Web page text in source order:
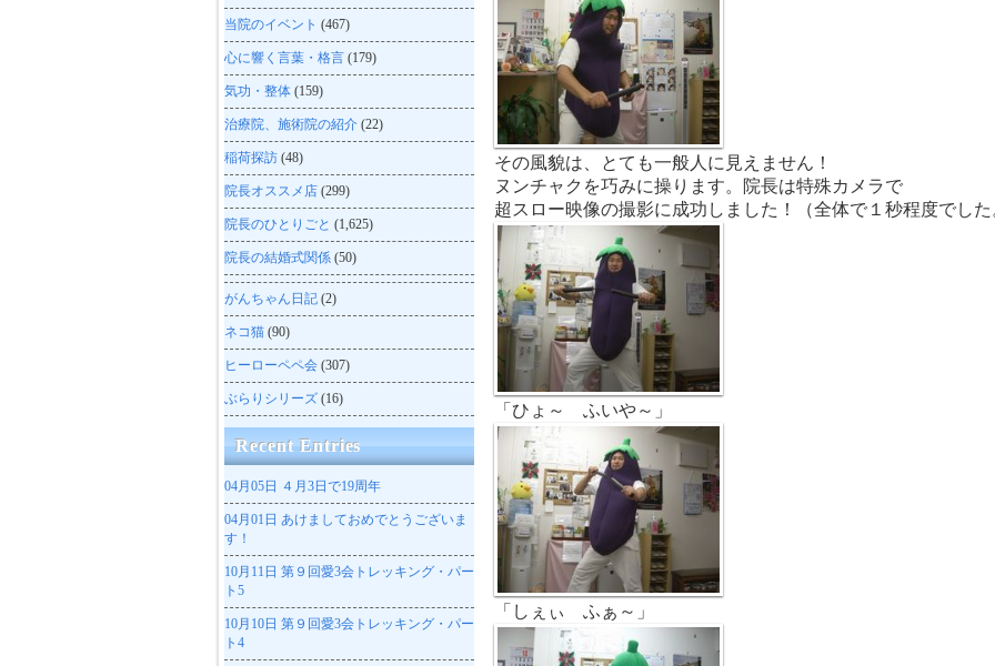
その風貌は、とても一般人に見えません！
ヌンチャクを巧みに操ります。院長は特殊カメラで
超スロー映像の撮影に成功しました！（全体で１秒程度でし
「ひょ～ ふいや～」
「しぇぃ ふぁ～」
当院のイベント (467)
心に響く言葉・格言 (179)
気功・整体 (159)
治療院、施術院の紹介 (22)
稲荷探訪 (48)
院長オススメ店 (299)
院長のひとりごと (1,625)
院長の結婚式関係 (50)
がんちゃん日記 (2)
ネコ猫 (90)
ヒーローペペ会 (307)
ぶらりシリーズ (16)
Recent Entries
04月05日 ４月3日で19周年
04月01日 あけましておめでとうございま
す！
10月11日 第９回愛3会トレッキング・パー
ト5
10月10日 第９回愛3会トレッキング・パー
ト4